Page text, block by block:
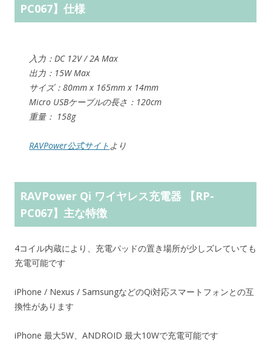
PC067】仕様
入力：DC 12V / 2A Max
出力：15W Max
サイズ：80mm x 165mm x 14mm
Micro USBケーブルの長さ：120cm
重量： 158g
RAVPower公式サイト より
RAVPower Qi ワイヤレス充電器 【RP-
PC067】主な特徴
4コイル内蔵により、充電パッドの置き場所が少しズレていても
充電可能です
iPhone / Nexus / SamsungなどのQi対応スマートフォンとの互
換性があります
iPhone 最大5W、ANDROID 最大10Wで充電可能です